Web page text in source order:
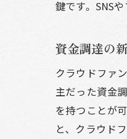
鍵です。SNS
資金調達の
クラウドファ
主だった資金
を持つことが
と、クラウド